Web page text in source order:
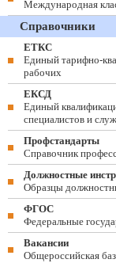
Международная
Справочники
ЕТКС
Единый тарифно-
рабочих
ЕКСД
Единый
специалистов и
Профстандарты
Справочник
Должностные
Образцы
ФГОС
Федеральные
Вакансии
Общероссийская